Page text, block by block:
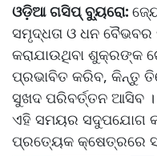
ଓଡ଼ିଆ ଗସିପ୍ ବ୍ୟୁରୋ:
ସମୃଦ୍ଧତା ଓ ଧନ ବୈଭବର
କରାଯାଉଥିବା ଶୁକ୍ରଙ୍କ
ପ୍ରଭାବିତ କରିବ, କିନ୍ତୁ
ସୁଖଦ ପରିବର୍ତ୍ତନ ଆସିବ
ଏହି ସମୟର ସଦୁପଯୋଗ
ପ୍ରତ୍ୟେକ କ୍ଷେତ୍ରରେ